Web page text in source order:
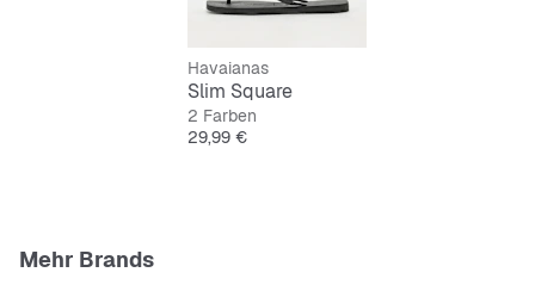
Glattes Material für angenehmes Tragegefühl
Havaianas
Slim Square
2 Farben
Preis
29,99 €
Mehr Brands